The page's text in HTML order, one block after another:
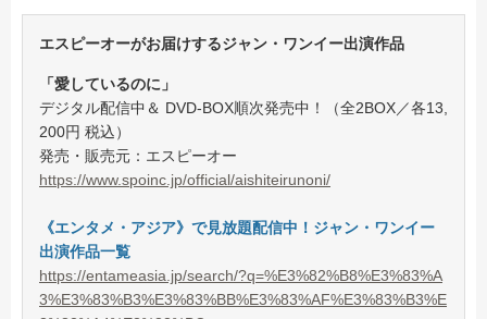
エスピーオーがお届けするジャン・ワンイー出演作品
「愛しているのに」
デジタル配信中＆ DVD-BOX順次発売中！（全2BOX／各13,
200円 税込）
発売・販売元：エスピーオー
https://www.spoinc.jp/official/aishiteirunoni/
《エンタメ・アジア》で見放題配信中！ジャン・ワンイー
出演作品一覧
https://entameasia.jp/search/?q=%E3%82%B8%E3%83%A
3%E3%83%B3%E3%83%BB%E3%83%AF%E3%83%B3%E